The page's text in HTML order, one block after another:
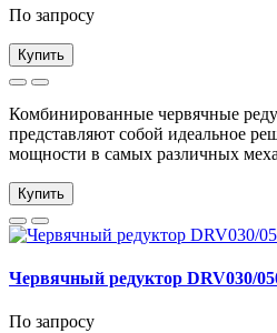
По запросу
Купить
Комбинированные червячные
представляют собой идеальное
мощности в самых различных
Купить
Червячный редуктор DRV030/
По запросу